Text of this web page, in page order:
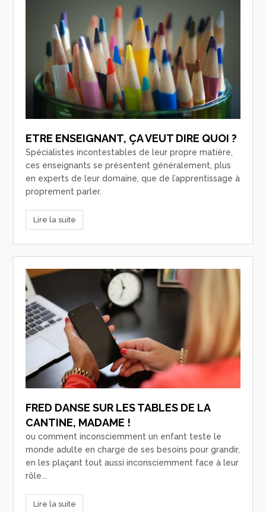
ETRE ENSEIGNANT, ÇA VEUT DIRE QUOI ?
Spécialistes incontestables de leur propre matière,
ces enseignants se présentent généralement, plus
en experts de leur domaine, que de l’apprentissage à
proprement parler.
Lire la suite
FRED DANSE SUR LES TABLES DE LA
CANTINE, MADAME !
ou comment inconsciemment un enfant teste le
monde adulte en charge de ses besoins pour grandir,
en les plaçant tout aussi inconsciemment face à leur
rôle...
Lire la suite